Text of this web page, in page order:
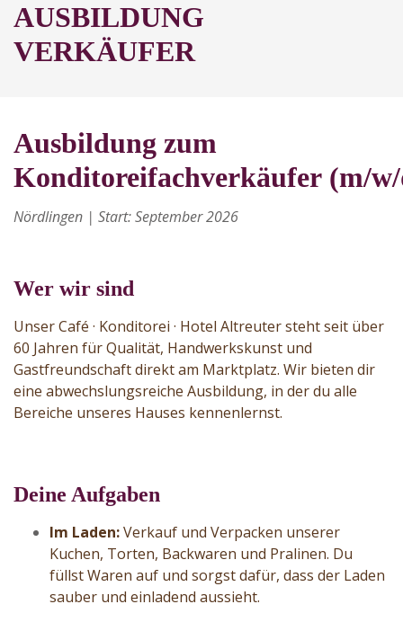
AUSBILDUNG
VERKÄUFER
Ausbildung zum
Konditoreifachverkäufer (m/
Nördlingen | Start: September 2026
Wer wir sind
Unser Café · Konditorei · Hotel Altreuter steht seit über
60 Jahren für Qualität, Handwerkskunst und
Gastfreundschaft direkt am Marktplatz. Wir bieten dir
eine abwechslungsreiche Ausbildung, in der du alle
Bereiche unseres Hauses kennenlernst.
Deine Aufgaben
Im Laden:Verkauf und Verpacken unserer
Kuchen, Torten, Backwaren und Pralinen. Du
füllst Waren auf und sorgst dafür, dass der Laden
sauber und einladend aussieht.